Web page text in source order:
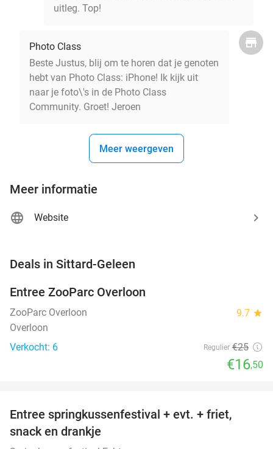
uitleg. Top!
Photo Class
Beste Justus, blij om te horen dat je genoten
hebt van Photo Class: iPhone! Ik kijk uit
naar je foto\'s in de Photo Class
Community. Groet! Jeroen
Meer weergeven
Meer informatie
Website
Deals in Sittard-Geleen
TODAY
Entree ZooParc Overloon
ZooParc Overloon 9.7 star
Overloon
Verkocht: 6
Regulier €25
€16,50
TODAY
Entree springkussenfestival + evt. + friet,
snack en drankje